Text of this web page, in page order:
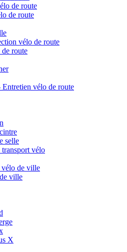
de route
de route
vélo de route
de route
vélo de route
selle
transport vélo
vélo de ville
ville
X